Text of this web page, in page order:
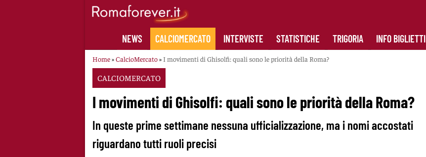
NEWS CALCIOMERCATO INTERVISTE STATISTICHE TRIGORIA INFO BIGLIETTI
Home»CalcioMercato» I movimenti di Ghisolfi: quali sono le priorità della Roma?
CALCIOMERCATO
I movimenti di Ghisolfi: quali sono le priorità della Roma?
In queste prime settimane nessuna ufficializzazione, ma i nomi accostati
riguardano tutti ruoli precisi